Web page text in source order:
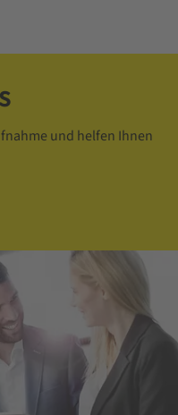
und helfen Ihnen